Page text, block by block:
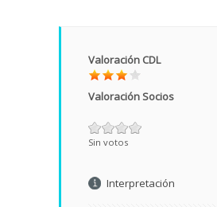
Valoración CDL
Valoración Socios
Sin votos
Interpretación